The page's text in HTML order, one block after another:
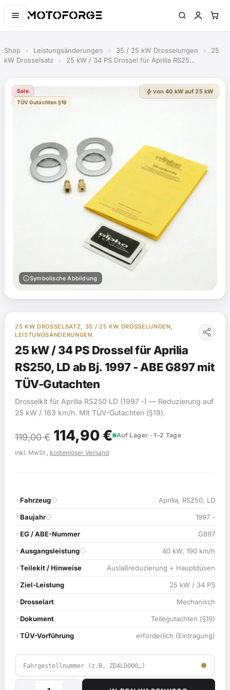
Shop › Leistungsänderungen › 35 / 25 kW Drosselungen ›
25
kW Drosselsatz
› 25 kW / 34 PS Drossel für Aprilia RS25…
Sale
TÜV Gutachten §19
bolt von 40 kW auf 25 kW
infoSymbolische Abbildung
25 KW DROSSELSATZ, 35 / 25 KW DROSSELUNGEN,
LEISTUNGSÄNDERUNGEN
25 kW / 34 PS Drossel für Aprilia
RS250, LD ab Bj. 1997 - ABE G897 mit
TÜV-Gutachten
Drosselkit für Aprilia RS250 LD (1997 -) — Reduzierung auf
25 kW / 163 km/h. Mit TÜV-Gutachten (§19).
119,00€ Ursprünglicher
Preis
119,00 €
114,90 €Aktueller
114,90 €.
Auf Lager · 1–2 Tage
inkl. MwSt., kostenloser Versand
Fahrzeug Aprilia, RS250, LD
Baujahr 1997 -
EG / ABE-Nummer G897
Ausgangsleistung 40 kW, 190 km/h
Teilekit / Hinweise Auslaßreduzierung + Hauptdüsen
Ziel-Leistung 25 kW / 34 PS
Drosselart Mechanisch
Dokument Teilegutachten (§19)
TÜV-Vorführung erforderlich (Eintragung)